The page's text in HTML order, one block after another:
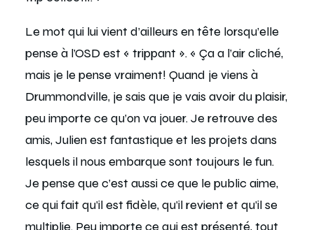
Le mot qui lui vient d’ailleurs en tête lorsqu’elle
pense à l’OSD est « trippant ». « Ça a l’air cliché,
mais je le pense vraiment! Quand je viens à
Drummondville, je sais que je vais avoir du plaisir,
peu importe ce qu’on va jouer. Je retrouve des
amis, Julien est fantastique et les projets dans
lesquels il nous embarque sont toujours le fun.
Je pense que c’est aussi ce que le public aime,
ce qui fait qu’il est fidèle, qu’il revient et qu’il se
multiplie. Peu importe ce qui est présenté, tout